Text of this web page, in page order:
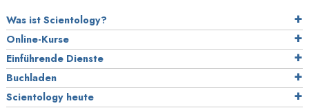
Was ist Scientology?
Online-Kurse
Einführende Dienste
Buchladen
Scientology heute